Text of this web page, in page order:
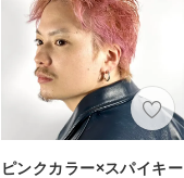
ピンクカラー×スパイキー